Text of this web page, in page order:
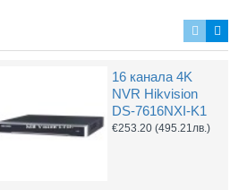
16 канален NVR
Hikvision DS-
7716NXI-K4
€609.90(1192.85лв.)
16 канала 4K
NVR Hikvision
DS-7616NXI-K1
€253.20 (495.21лв.)